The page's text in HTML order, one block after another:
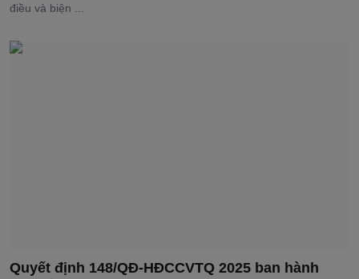
điều và biện ...
Quyết định 148/QĐ-HĐCCVTQ 2025 ban hành